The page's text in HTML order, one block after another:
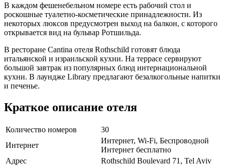
В каждом фешенебельном номере есть рабочий стол и
роскошные туалетно-косметические принадлежности. Из
некоторых люксов предусмотрен выход на балкон, с которого
открывается вид на бульвар Ротшильда.
В ресторане Cantina отеля Rothschild готовят блюда
итальянской и израильской кухни. На террасе сервируют
большой завтрак из популярных блюд интернациональной
кухни. В лаундже Library предлагают безалкогольные напитки
и печенье.
Краткое описание отеля
Количество номеров
30
Интернет
Интернет, Wi-Fi, Беспроводной
Интернет бесплатно
Адрес
Rothschild Boulevard 71, Tel Aviv